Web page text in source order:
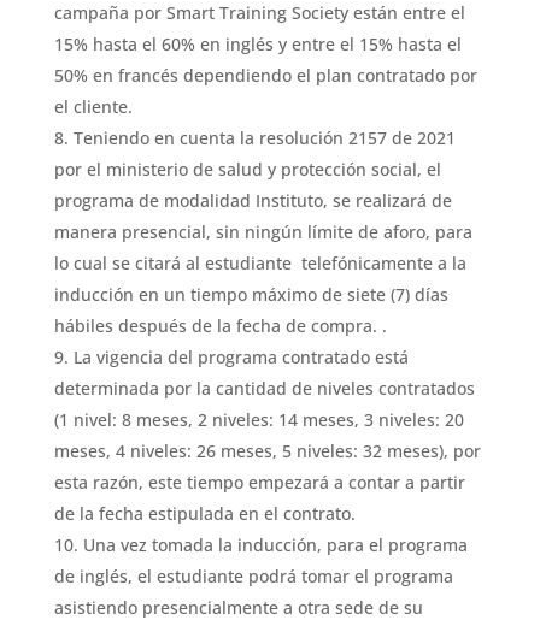
campaña por Smart Training Society están entre el
15% hasta el 60% en inglés y entre el 15% hasta el
50% en francés dependiendo el plan contratado por
el cliente.
Teniendo en cuenta la resolución 2157 de 2021
por el ministerio de salud y protección social, el
programa de modalidad Instituto, se realizará de
manera presencial, sin ningún límite de aforo, para
lo cual se citará al estudiante telefónicamente a la
inducción en un tiempo máximo de siete (7) días
hábiles después de la fecha de compra. .
La vigencia del programa contratado está
determinada por la cantidad de niveles contratados
(1 nivel: 8 meses, 2 niveles: 14 meses, 3 niveles: 20
meses, 4 niveles: 26 meses, 5 niveles: 32 meses), por
esta razón, este tiempo empezará a contar a partir
de la fecha estipulada en el contrato.
Una vez tomada la inducción, para el programa
de inglés, el estudiante podrá tomar el programa
asistiendo presencialmente a otra sede de su